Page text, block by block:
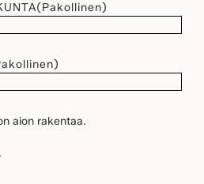
(Pakollinen)
aion rakentaa.